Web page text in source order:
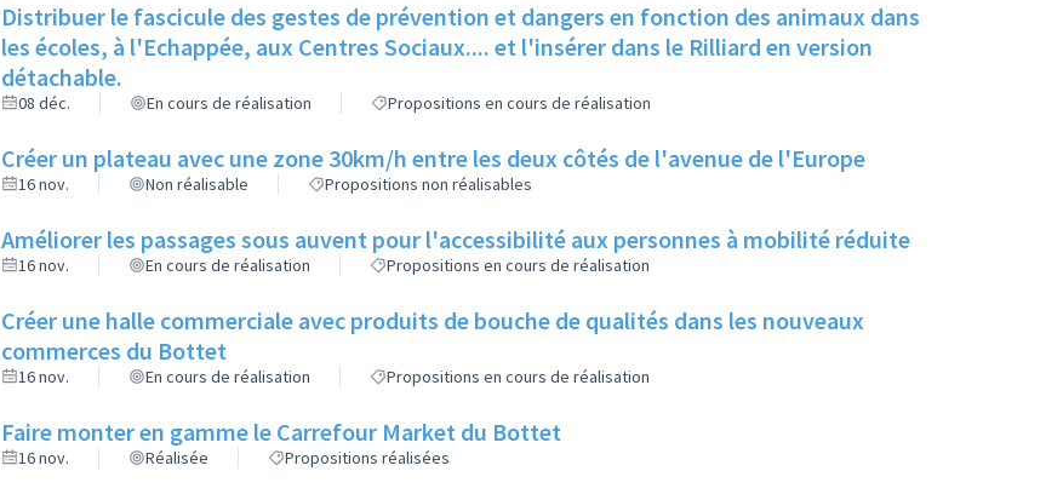
Distribuer le fascicule des gestes de prévention et dangers en fonction des animaux dans
les écoles, à l'Echappée, aux Centres Sociaux.... et l'insérer dans le Rilliard en version
détachable.
08 déc. En cours de réalisation Propositions en cours de réalisation
Créer un plateau avec une zone 30km/h entre les deux côtés de l'avenue de l'Europe
16 nov. Non réalisable Propositions non réalisables
Améliorer les passages sous auvent pour l'accessibilité aux personnes à mobilité réduite
16 nov. En cours de réalisation Propositions en cours de réalisation
Créer une halle commerciale avec produits de bouche de qualités dans les nouveaux
commerces du Bottet
16 nov. En cours de réalisation Propositions en cours de réalisation
Faire monter en gamme le Carrefour Market du Bottet
16 nov. Réalisée Propositions réalisées